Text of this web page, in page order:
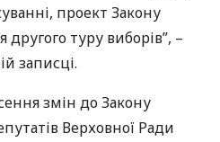
проект Закону
туру виборів”, –
записці.
змін до Закону
Верховної Ради